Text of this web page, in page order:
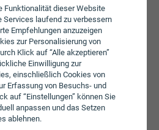
Funktionalität dieser Website
Services laufend zu verbessern
Empfehlungen anzuzeigen
zur Personalisierung von
Klick auf “Alle akzeptieren”
Einwilligung zur
einschließlich Cookies von
Erfassung von Besuchs- und
auf “Einstellungen” können Sie
anpassen und das Setzen
ablehnen.
plus